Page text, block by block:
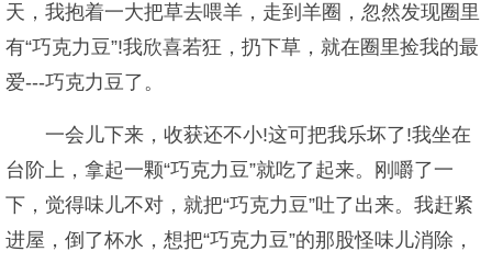
天，我抱着一大把草去喂羊，走到羊圈，忽然发现圈里
有“巧克力豆”!我欣喜若狂，扔下草，就在圈里捡我的最
爱---巧克力豆了。
一会儿下来，收获还不小!这可把我乐坏了!我坐在
台阶上，拿起一颗“巧克力豆”就吃了起来。刚嚼了一
下，觉得味儿不对，就把“巧克力豆”吐了出来。我赶紧
进屋，倒了杯水，想把“巧克力豆”的那股怪味儿消除，